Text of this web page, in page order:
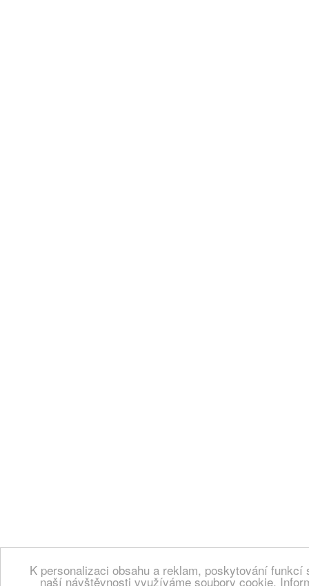
K personalizaci obsahu a reklam, poskytování
naší návštěvnosti využíváme soubory cookie.